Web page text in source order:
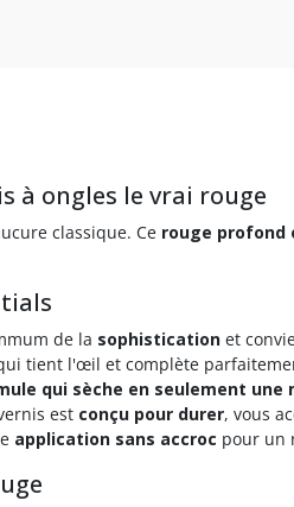
à ongles le vrai rouge
classique. Ce rouge profond
de la sophistication et
tient l'œil et complète
qui sèche en seulement une
est conçu pour durer, vous
application sans accroc pour un